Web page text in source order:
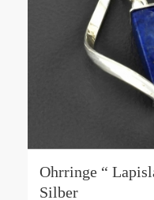
Ohrringe “
Silber